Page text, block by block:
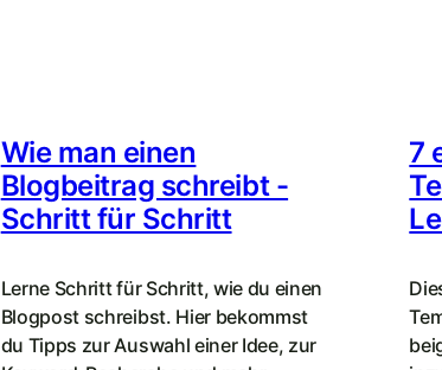
Wie man einen
Blogbeitrag schreibt -
Schritt für Schritt
Lerne Schritt für Schritt, wie du einen
Blogpost schreibst. Hier bekommst
du Tipps zur Auswahl einer Idee, zur
7